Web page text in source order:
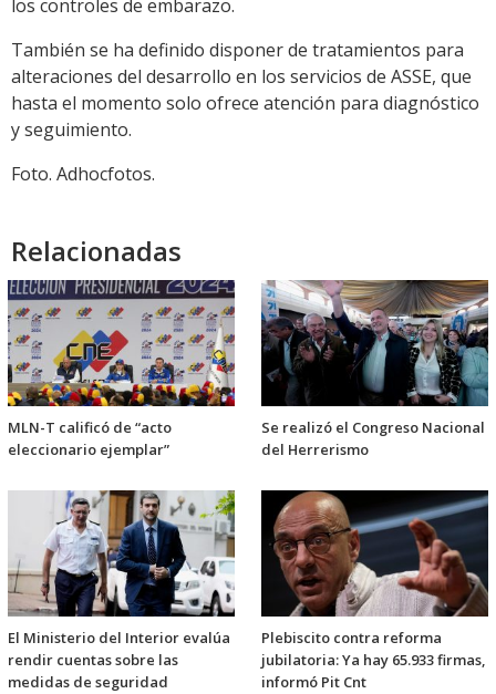
los controles de embarazo.
También se ha definido disponer de tratamientos para
alteraciones del desarrollo en los servicios de ASSE, que
hasta el momento solo ofrece atención para diagnóstico
y seguimiento.
Foto. Adhocfotos.
Relacionadas
MLN-T calificó de “acto
eleccionario ejemplar”
Se realizó el Congreso Nacional
del Herrerismo
El Ministerio del Interior evalúa
rendir cuentas sobre las
medidas de seguridad
Plebiscito contra reforma
jubilatoria: Ya hay 65.933 firmas,
informó Pit Cnt